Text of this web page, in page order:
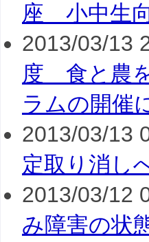
座 小中生
2013/03/13
度 食と農
ラムの開催
2013/03/13
定取り消し
2013/03/12
み障害の状